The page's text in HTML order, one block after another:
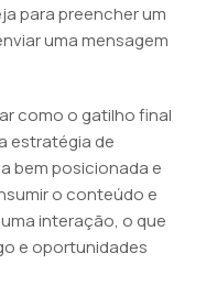
para preencher um
uma mensagem
como o gatilho final
estratégia de
bem posicionada e
o conteúdo e
interação, o que
e oportunidades